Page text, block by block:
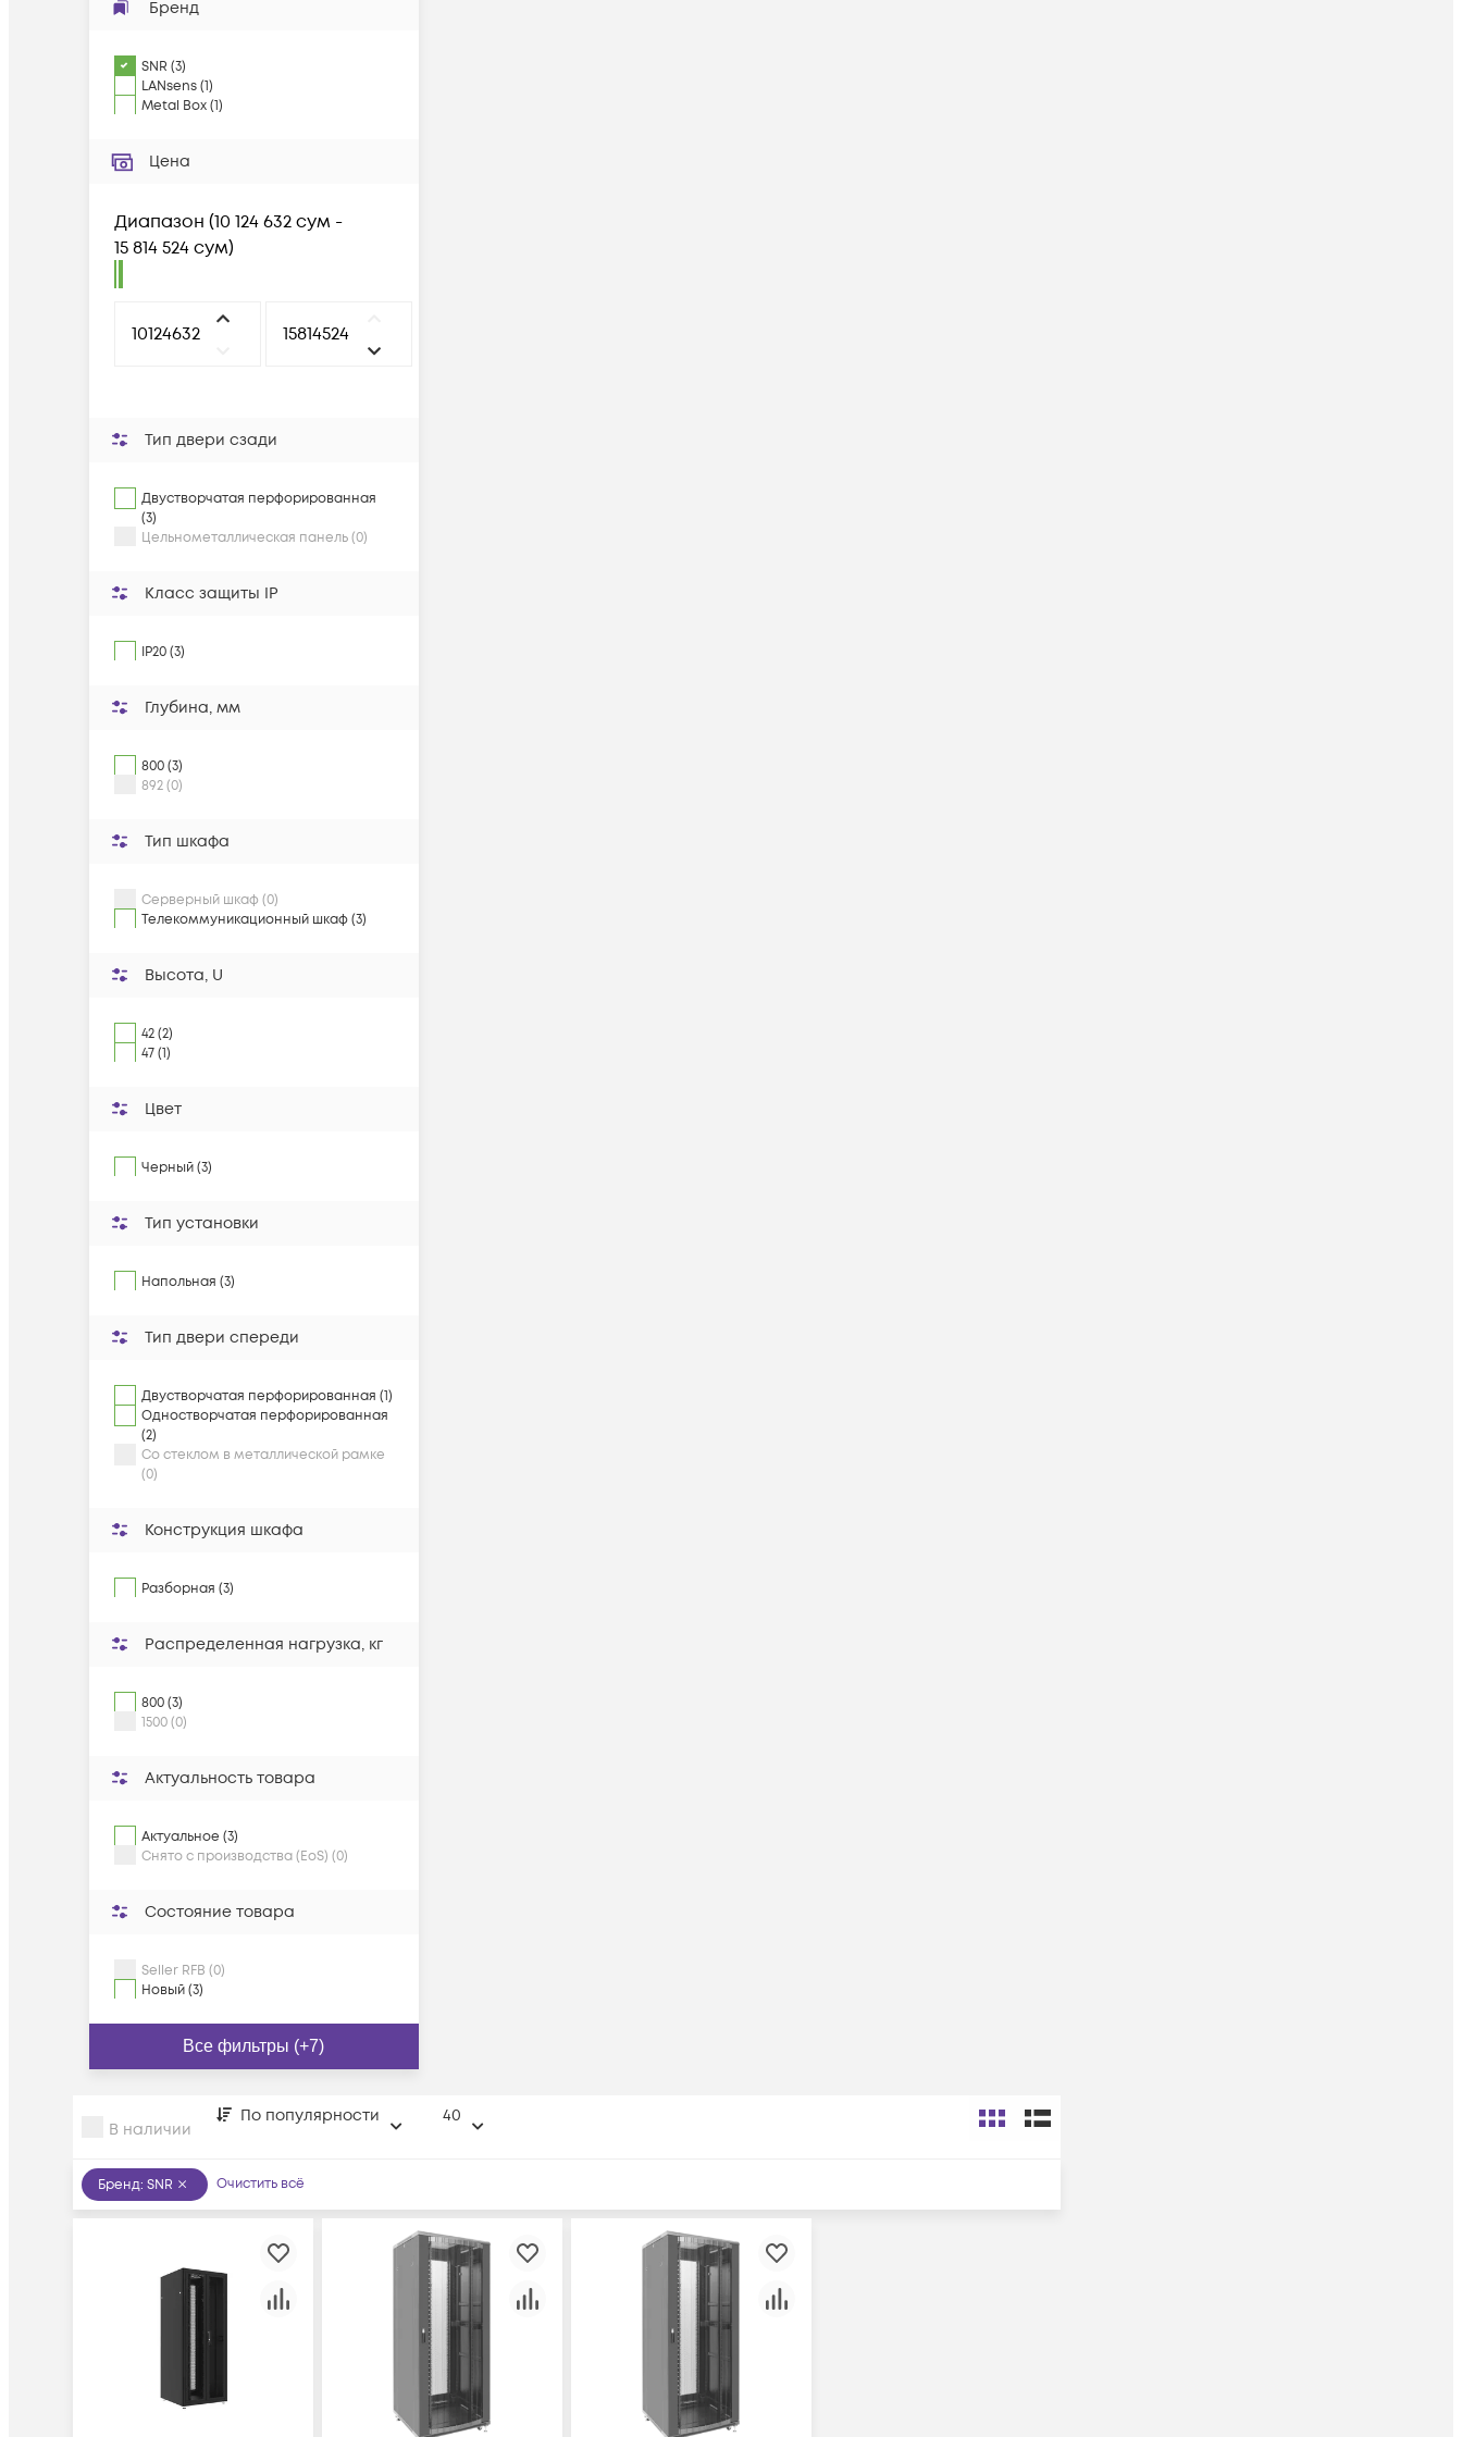
Бренд
SNR (3)
LANsens(1)
Metal Box(1)
Цена
Диапазон (10 124 632 сум -
15 814 524 сум)
Тип двери сзади
Двустворчатая перфорированная
(3)
Цельнометаллическая панель (0)
Класс защиты IP
IP20 (3)
Глубина, мм
800 (3)
892 (0)
Тип шкафа
Серверный шкаф (0)
Телекоммуникационный шкаф (3)
Высота, U
42 (2)
47 (1)
Цвет
Черный (3)
Тип установки
Напольная (3)
Тип двери спереди
Двустворчатая перфорированная (1)
Одностворчатая перфорированная
(2)
Со стеклом в металлической рамке
(0)
Конструкция шкафа
Разборная (3)
Распределенная нагрузка, кг
800 (3)
1500 (0)
Актуальность товара
Актуальное (3)
Снято с производства (EoS) (0)
Состояние товара
Seller RFB (0)
Новый (3)
Все фильтры (+7)
В наличии
По популярности 40
Бренд: SNR Очистить всё